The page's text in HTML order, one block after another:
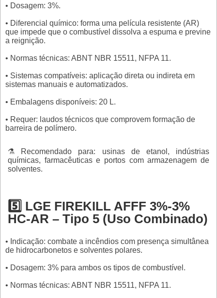
• Dosagem: 3%.
• Diferencial químico: forma uma película resistente (AR)
que impede que o combustível dissolva a espuma e previne
a reignição.
• Normas técnicas: ABNT NBR 15511, NFPA 11.
• Sistemas compatíveis: aplicação direta ou indireta em
sistemas manuais e automatizados.
• Embalagens disponíveis: 20 L.
• Requer: laudos técnicos que comprovem formação de
barreira de polímero.
⚗️ Recomendado para: usinas de etanol, indústrias
químicas, farmacêuticas e portos com armazenagem de
solventes.
5️⃣ LGE FIREKILL AFFF 3%-3%
HC-AR – Tipo 5 (Uso Combinado)
• Indicação: combate a incêndios com presença simultânea
de hidrocarbonetos e solventes polares.
• Dosagem: 3% para ambos os tipos de combustível.
• Normas técnicas: ABNT NBR 15511, NFPA 11.